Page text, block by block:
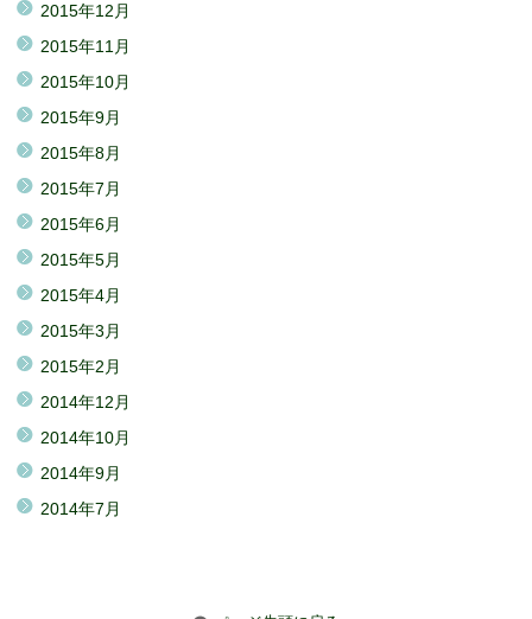
2015年12月
2015年11月
2015年10月
2015年9月
2015年8月
2015年7月
2015年6月
2015年5月
2015年4月
2015年3月
2015年2月
2014年12月
2014年10月
2014年9月
2014年7月